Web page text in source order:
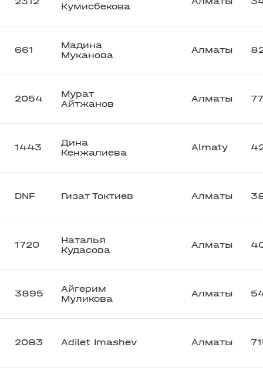
Кумисбекова
661
Мадина
Муканова
Алматы
2054
Мурат
Айтжанов
Алматы
1443
Дина
Кенжалиева
Almaty
DNF Гизат Токтиев Алматы
1720
Наталья
Кудасова
Алматы
3895
Айгерим
Муликова
Алматы
2083 Adilet Imashev Алматы